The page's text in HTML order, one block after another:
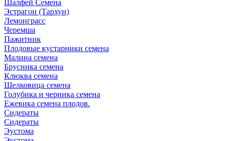
Шалфей Семена
Эстрагон (Тархун)
Лемонграсс
Черемша
Пажитник
Плодовые кустарники семена
Малина семена
Брусника семена
Клюква семена
Шелковица семена
Голубика и черника семена
Ежевика семена плодов.
Сидераты
Сидераты
Эустома